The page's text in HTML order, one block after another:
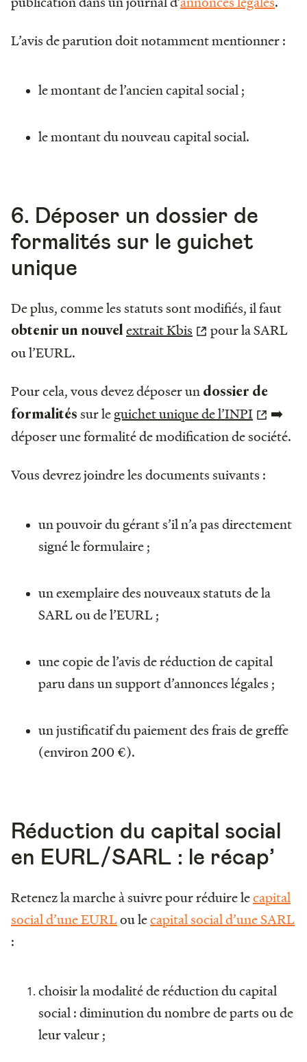
L’avis de parution doit notamment mentionner :
le montant de l’ancien capital social ;
le montant du nouveau capital social.
6. Déposer un dossier de
formalités sur le guichet
unique
De plus, comme les statuts sont modifiés, il faut
obtenir un nouvel extrait Kbis
pour la SARL
ou l’EURL.
Pour cela, vous devez déposer un dossier de
formalités sur leguichet unique de l’INPI
➡️
déposer une formalité de modification de société.
Vous devrez joindre les documents suivants :
un pouvoir du gérant s’il n’a pas directement
signé le formulaire ;
un exemplaire des nouveaux statuts de la
SARL ou de l’EURL ;
une copie de l’avis de réduction de capital
paru dans un support d’annonces légales ;
un justificatif du paiement des frais de greffe
(environ 200 €).
Réduction du capital social
en EURL/SARL : le récap’
Retenez la marche à suivre pour réduire lecapital
social d’une EURLou lecapital social d’une SARL
:
choisir la modalité de réduction du capital
social : diminution du nombre de parts ou de
leur valeur ;